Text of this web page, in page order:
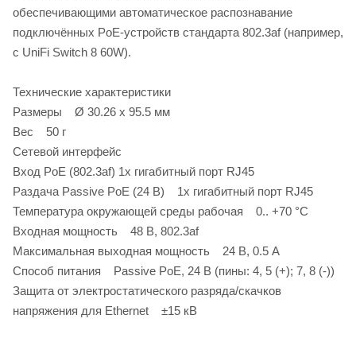
обеспечивающими автоматическое распознавание
подключённых PoE-устройств стандарта 802.3af (например,
с UniFi Switch 8 60W).
Технические характеристики
Размеры Ø 30.26 x 95.5 мм
Вес 50 г
Сетевой интерфейс
Вход PoE (802.3af) 1х гигабитный порт RJ45
Раздача Passive PoE (24 В) 1х гигабитный порт RJ45
Температура окружающей среды рабочая 0.. +70 °С
Входная мощность 48 В, 802.3af
Максимальная выходная мощность 24 В, 0.5 А
Способ питания Passive PoE, 24 В (пины: 4, 5 (+); 7, 8 (-))
Защита от электростатического разряда/скачков
напряжения для Ethernet ±15 кВ